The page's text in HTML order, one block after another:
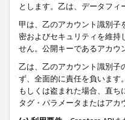
とします。乙は、データフィ
甲は、乙のアカウント識別子
密およびセキュリティを維持
せん。公開キーであるアカウ
乙は、乙のアカウント識別子
ず、全面的に責任を負います
もしくは盗まれた場合、直
タグ・パラメータまたはアカ